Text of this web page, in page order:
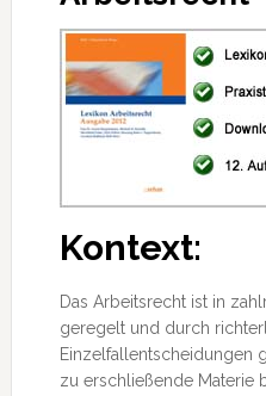
Kontext:
Das Arbeitsrecht ist in
geregelt und durch
Einzelfallentscheidungen
zu erschließende Materie